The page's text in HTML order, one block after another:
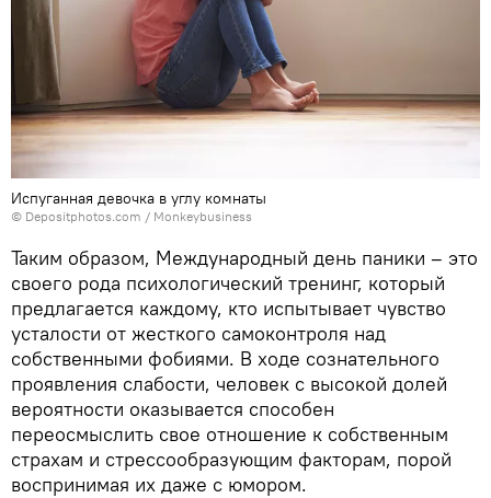
Испуганная девочка в углу комнаты
© Depositphotos.com / Monkeybusiness
Таким образом, Международный день паники – это
своего рода психологический тренинг, который
предлагается каждому, кто испытывает чувство
усталости от жесткого самоконтроля над
собственными фобиями. В ходе сознательного
проявления слабости, человек с высокой долей
вероятности оказывается способен
переосмыслить свое отношение к собственным
страхам и стрессообразующим факторам, порой
воспринимая их даже с юмором.